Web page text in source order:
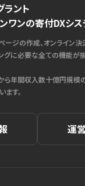
ント
ワンの寄付DXシス
ージの作成、オンライン
グに必要な全ての機能が
ら年間収入数十億円規模
す。
運